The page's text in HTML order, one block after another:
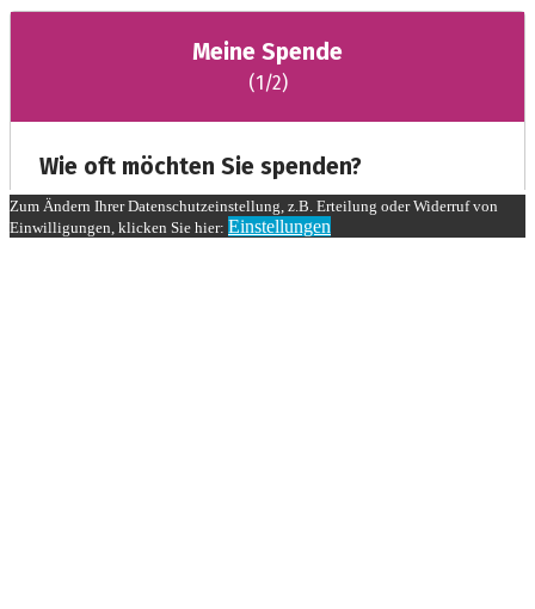
Zum Ändern Ihrer Datenschutzeinstellung, z.B. Erteilung oder Widerruf von
Einwilligungen, klicken Sie hier: Einstellungen